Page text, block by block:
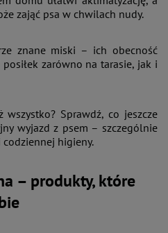
zająć psa w chwilach nudy.
znane miski – ich obecność
zarówno na tarasie, jak i
Sprawdź, co jeszcze
wyjazd z psem – szczególnie
higieny.
– produkty, które